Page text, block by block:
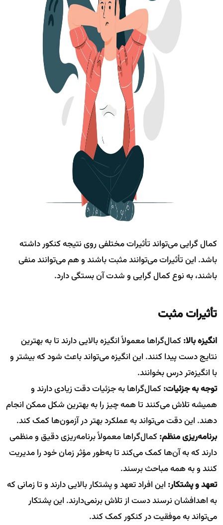
کمال گرایی می‌تواند تأثیرات مختلفی روی نتیجه کنکور داشته
باشد. این تأثیرات می‌توانند مثبت باشند و هم می‌توانند منفی
باشند، به نوع کمال گرایی و شدت آن بستگی دارد.
تأثیرات مثبت
انگیزه بالا:کمال‌گراها معمولاً انگیزه بالایی دارند تا به بهترین
نتایج دست پیدا کنند. این انگیزه می‌تواند باعث شود که بیشتر و
با انگیزه‌تر درس بخوانند.
توجه به جزئیات:کمال‌گراها به جزئیات دقت زیادی دارند و
همیشه تلاش می‌کنند تا همه چیز را به بهترین شکل ممکن انجام
دهند. این دقت می‌تواند به عملکرد بهتر در آزمون‌ها کمک کند.
برنامه‌ریزی منظم:کمال‌گراها معمولاً برنامه‌ریزی دقیق و منظمی
دارند که به آن‌ها کمک می‌کند تا به‌طور مؤثر زمان خود را مدیریت
کنند و به همه مباحث برسند.
تعهد و پشتکار: این افراد تعهد و پشتکار بالایی دارند و تا زمانی که
به اهدافشان نرسند دست از تلاش برنمی‌دارند. این پشتکار
می‌تواند به موفقیت در کنکور کمک کند.